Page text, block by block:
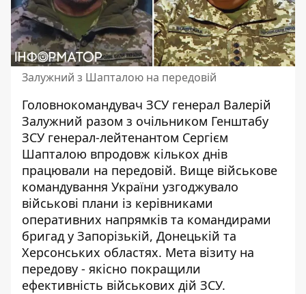
Залужний з Шапталою на передовій
Головнокомандувач ЗСУ генерал Валерій
Залужний разом з очільником Генштабу
ЗСУ генерал-лейтенантом Сергієм
Шапталою впродовж кількох днів
працювали на передовій. Вище військове
командування України узгоджувало
військові плани із керівниками
оперативних напрямків та командирами
бригад у Запорізькій, Донецькій та
Херсонських областях. Мета візиту на
передову - якісно покращили
ефективність військових дій ЗСУ.